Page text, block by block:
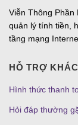
Viễn Thông Phần
quản lý tính tiền,
tầng mạng
HỖ TRỢ
Hình thức thanh
Hỏi đáp thường